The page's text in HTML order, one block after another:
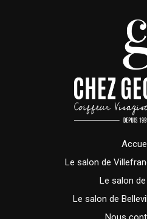
Le salon de
Le salon
Le salon de